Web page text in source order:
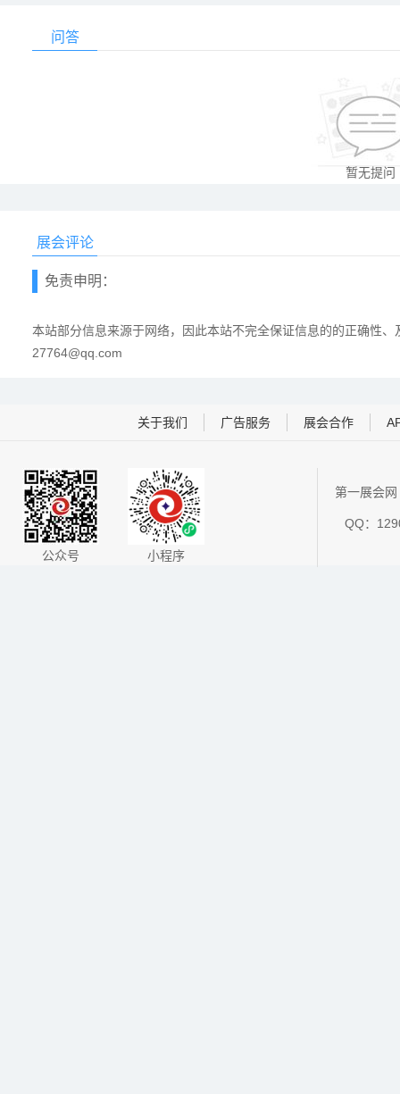
问答
暂无提问
展会评论
免责申明：
本站部分信息来源于网络，因此本站不完全保证信息的的正确性
27764@qq.com
关于我们 广告服务 展会合作
公众号 小程序
第一展会
QQ：